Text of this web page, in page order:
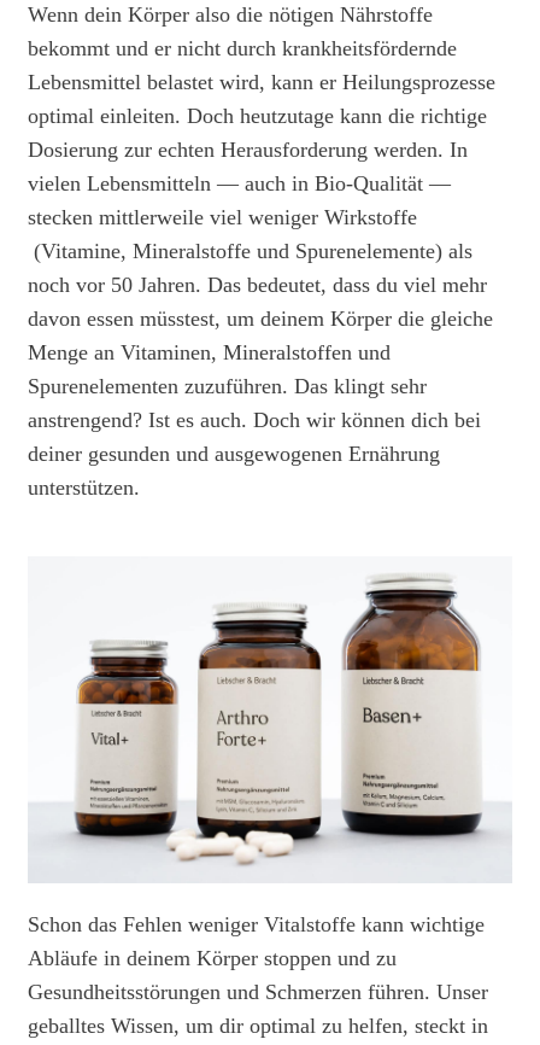
Wenn dein Körper also die nötigen Nährstoffe
bekommt und er nicht durch krankheitsfördernde
Lebensmittel belastet wird, kann er Heilungsprozesse
optimal einleiten. Doch heutzutage kann die richtige
Dosierung zur echten Herausforderung werden. In
vielen Lebensmitteln — auch in Bio-Qualität —
stecken mittlerweile viel weniger Wirkstoffe
(Vitamine, Mineralstoffe und Spurenelemente) als
noch vor 50 Jahren. Das bedeutet, dass du viel mehr
davon essen müsstest, um deinem Körper die gleiche
Menge an Vitaminen, Mineralstoffen und
Spurenelementen zuzuführen. Das klingt sehr
anstrengend? Ist es auch. Doch wir können dich bei
deiner gesunden und ausgewogenen Ernährung
unterstützen.
Schon das Fehlen weniger Vitalstoffe kann wichtige
Abläufe in deinem Körper stoppen und zu
Gesundheitsstörungen und Schmerzen führen. Unser
geballtes Wissen, um dir optimal zu helfen, steckt in